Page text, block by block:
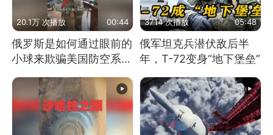
20.1万 次播放 00:44
俄罗斯是如何通过眼前的
小球来欺骗美国防空系统
的
3714 次播放 05:48
俄军坦克兵潜伏敌后半
年，T-72变身“地下堡垒”